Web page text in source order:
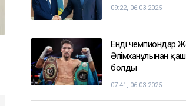
09:22, 06.03.2025
Енді чемпиондар
Әлімханұлынан
болды
07:41, 06.03.2025